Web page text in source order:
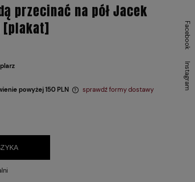
przecinać na pół Jacek
[plakat]
powyżej 150 PLN
kosztów
sprawdź formy dostawy
Facebook
Instagram